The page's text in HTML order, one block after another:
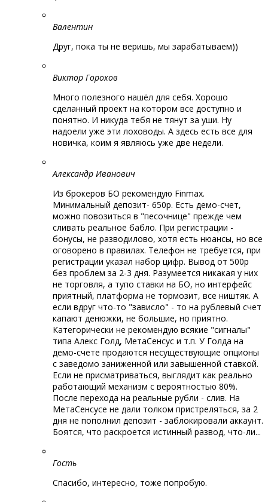
Валентин
Друг, пока ты не веришь, мы зарабатываем))
Виктор Горохов
Много полезного нашёл для себя. Хорошо
сделанный проект на котором все доступно и
понятно. И никуда тебя не тянут за уши. Ну
надоели уже эти лоховоды. А здесь есть все для
новичка, коим я являюсь уже две недели.
Александр Иванович
Из брокеров БО рекомендую Finmax.
Минимальный депозит- 650р. Есть демо-счет,
можно повозиться в "песочнице" прежде чем
сливать реальное бабло. При регистрации -
бонусы, не разводилово, хотя есть нюансы, но все
оговорено в правилах. Телефон не требуется, при
регистрации указал набор цифр. Вывод от 500р
без проблем за 2-3 дня. Разумеется никакая у них
не торговля, а тупо ставки на БО, но интерфейс
приятный, платформа не тормозит, все ништяк. А
если вдруг что-то "зависло" - то на рублевый счет
капают денюжки, не большие, но приятно.
Категорически не рекомендую всякие "сигналы"
типа Алекс Голд, МетаСенсус и т.п. У Голда на
демо-счете продаются несуществующие опционы
с заведомо заниженной или завышенной ставкой.
Если не присматриваться, выглядит как реально
работающий механизм с вероятностью 80%.
После перехода на реальные рубли - слив. На
МетаСенсусе не дали толком пристреляться, за 2
дня не пополнил депозит - заблокировали аккаунт.
Боятся, что раскроется истинный развод, что-ли...
Гость
Спасибо, интересно, тоже попробую.